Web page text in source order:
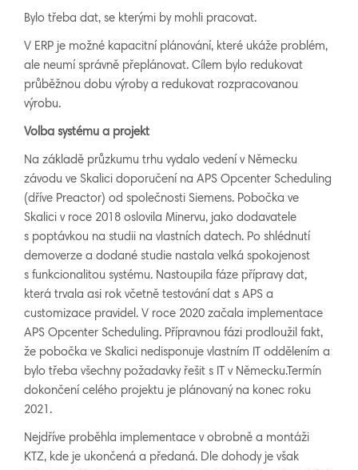
Bylo třeba dat, se kterými by mohli pracovat.
V ERP je možné kapacitní plánování, které ukáže problém,
ale neumí správně přeplánovat. Cílem bylo redukovat
průběžnou dobu výroby a redukovat rozpracovanou
výrobu.
Volba systému a projekt
Na základě průzkumu trhu vydalo vedení v Německu
závodu ve Skalici doporučení na APS Opcenter Scheduling
(dříve Preactor) od společnosti Siemens. Pobočka ve
Skalici v roce 2018 oslovila Minervu, jako dodavatele
s poptávkou na studii na vlastních datech. Po shlédnutí
demoverze a dodané studie nastala velká spokojenost
s funkcionalitou systému. Nastoupila fáze přípravy dat,
která trvala asi rok včetně testování dat s APS a
customizace pravidel. V roce 2020 začala implementace
APS Opcenter Scheduling. Přípravnou fázi prodloužil fakt,
že pobočka ve Skalici nedisponuje vlastním IT oddělením a
bylo třeba všechny požadavky řešit s IT v Německu.Termín
dokončení celého projektu je plánovaný na konec roku
2021.
Nejdříve proběhla implementace v obrobně a montáži
KTZ, kde je ukončená a předaná. Dle dohody je však